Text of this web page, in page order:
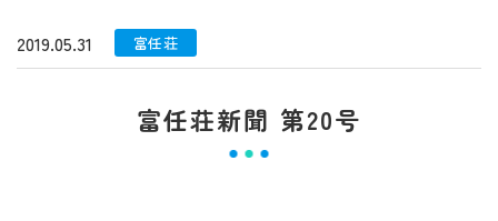
2019.05.31 富任荘
富任荘新聞 第20号